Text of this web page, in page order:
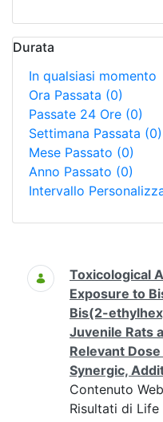
Durata
In qualsiasi momento
Ora Passata (0)
Passate 24 Ore (0)
Settimana Passata (0)
Mese Passato (0)
Anno Passato (0)
Intervallo
Ricerca
Toxicological
Exposure to
Bis(2-
Juvenile Rats
Relevant
Synergic,
Contenuto Web
Risultati di